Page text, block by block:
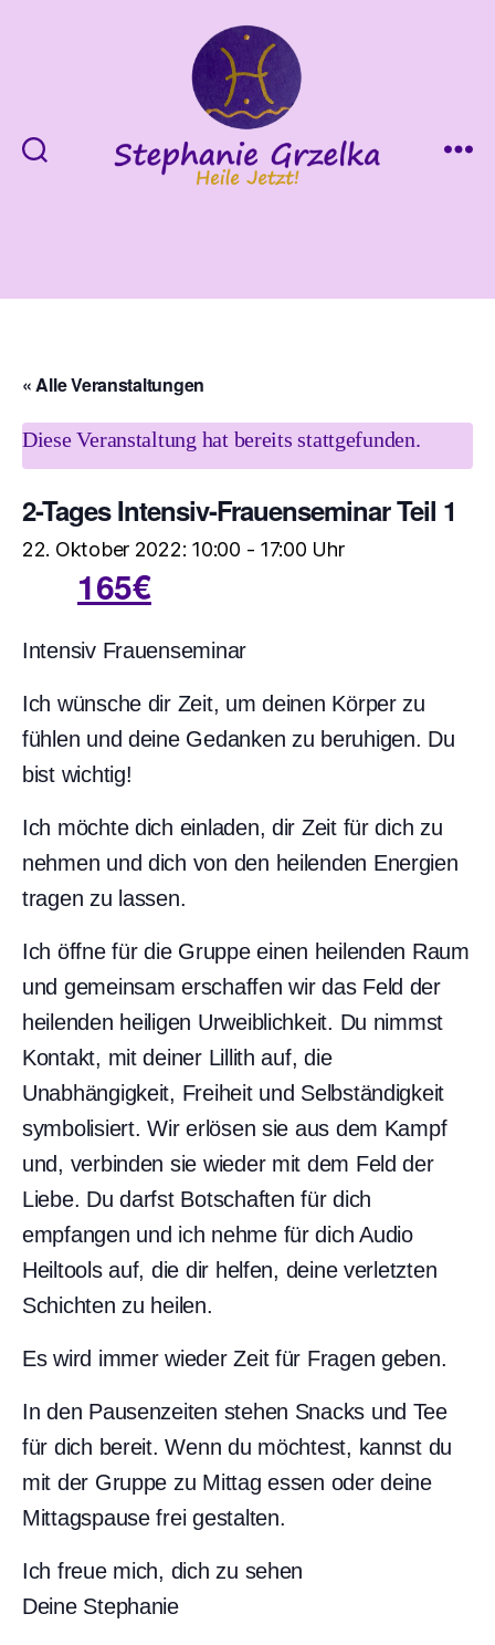
« Alle Veranstaltungen
Diese Veranstaltung hat bereits stattgefunden.
2-Tages Intensiv-Frauenseminar Teil 1
22. Oktober 2022: 10:00 - 17:00
165€
Intensiv Frauenseminar
Ich wünsche dir Zeit, um deinen Körper zu
fühlen und deine Gedanken zu beruhigen. Du
bist wichtig!
Ich möchte dich einladen, dir Zeit für dich zu
nehmen und dich von den heilenden Energien
tragen zu lassen.
Ich öffne für die Gruppe einen heilenden Raum
und gemeinsam erschaffen wir das Feld der
heilenden heiligen Urweiblichkeit. Du nimmst
Kontakt, mit deiner Lillith auf, die
Unabhängigkeit, Freiheit und Selbständigkeit
symbolisiert. Wir erlösen sie aus dem Kampf
und, verbinden sie wieder mit dem Feld der
Liebe. Du darfst Botschaften für dich
empfangen und ich nehme für dich Audio
Heiltools auf, die dir helfen, deine verletzten
Schichten zu heilen.
Es wird immer wieder Zeit für Fragen geben.
In den Pausenzeiten stehen Snacks und Tee
für dich bereit. Wenn du möchtest, kannst du
mit der Gruppe zu Mittag essen oder deine
Mittagspause frei gestalten.
Ich freue mich, dich zu sehen
Deine Stephanie